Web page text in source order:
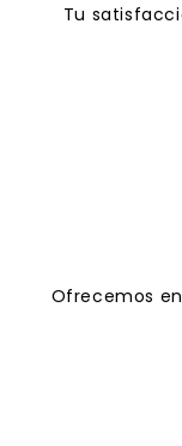
Tu
Ofrecemos